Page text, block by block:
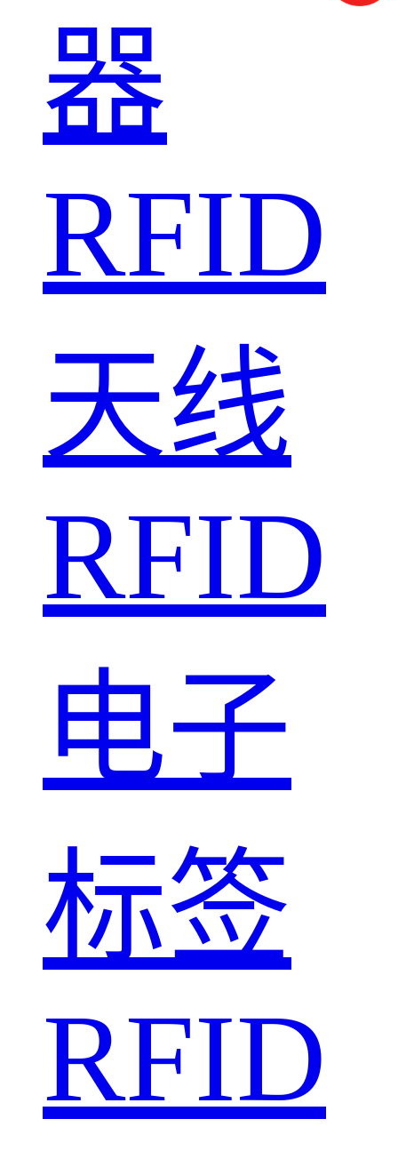
器
RFID
天线
RFID
电子
标签
RFID